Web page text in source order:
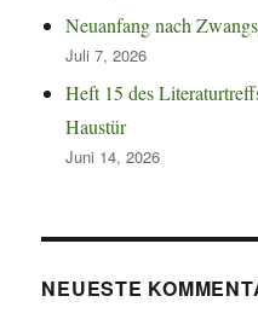
Neuanfang nach
Juli 7, 2026
Heft 15 des
Haustür
Juni 14, 2026
NEUESTE